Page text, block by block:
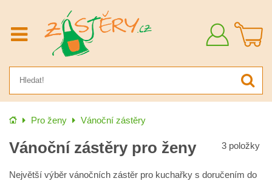
Přihlásit
Úvod Pro ženy Vánoční zástěry
Vánoční zástěry pro ženy 3 položky
Největší výběr vánočních zástěr pro kuchařky s doručením do